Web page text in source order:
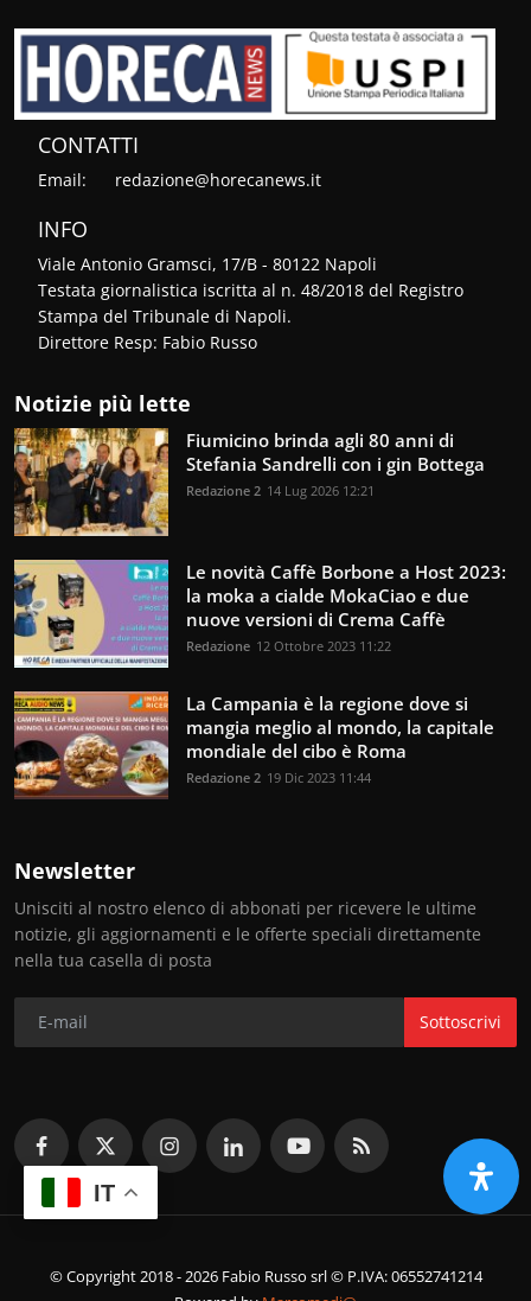
CONTATTI
Email: redazione@horecanews.it
INFO
Viale Antonio Gramsci, 17/B - 80122 Napoli
Testata giornalistica iscritta al n. 48/2018 del Registro
Stampa del Tribunale di Napoli.
Direttore Resp: Fabio Russo
Notizie più lette
Fiumicino brinda agli 80 anni di
Stefania Sandrelli con i gin Bottega
Redazione 2 14 Lug 2026 12:21
Le novità Caffè Borbone a Host 2023:
la moka a cialde MokaCiao e due
nuove versioni di Crema Caffè
Redazione 12 Ottobre 2023 11:22
La Campania è la regione dove si
mangia meglio al mondo, la capitale
mondiale del cibo è Roma
Redazione 2 19 Dic 2023 11:44
Newsletter
Unisciti al nostro elenco di abbonati per ricevere le ultime
notizie, gli aggiornamenti e le offerte speciali direttamente
nella tua casella di posta
Sottoscrivi
© Copyright 2018 - 2026 Fabio Russo srl © P.IVA: 06552741214
IT